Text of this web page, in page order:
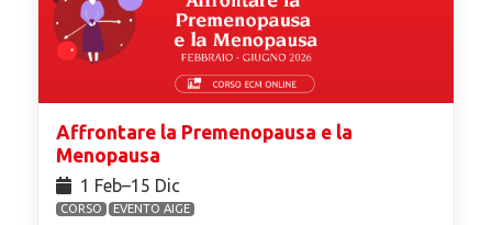
Affrontare la Premenopausa e la
Menopausa
1 Feb⁠–15 Dic
CORSO EVENTO AIGE